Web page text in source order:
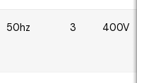
50hz 3 400V